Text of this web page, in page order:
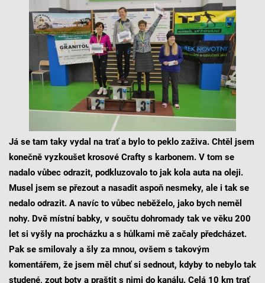
Já se tam taky vydal na trať a bylo to peklo zaživa. Chtěl jsem
konečně vyzkoušet krosové Crafty s karbonem. V tom se
nadalo vůbec odrazit, podkluzovalo to jak kola auta na oleji.
Musel jsem se přezout a nasadit aspoň nesmeky, ale i tak se
nedalo odrazit. A navíc to vůbec neběželo, jako bych neměl
nohy. Dvě místní babky, v součtu dohromady tak ve věku 200
let si vyšly na procházku a s hůlkami mě začaly předcházet.
Pak se smilovaly a šly za mnou, ovšem s takovým
komentářem, že jsem měl chuť si sednout, kdyby to nebylo tak
studené, zout boty a praštit s nimi do kanálu. Celá 10 km trať